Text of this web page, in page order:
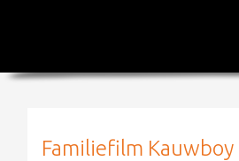
Familiefilm Kauwboy